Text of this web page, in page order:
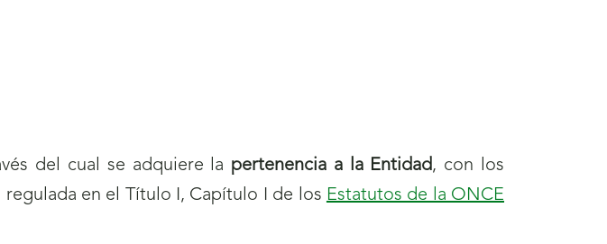
del cual se adquiere la pertenencia a la Entidad, con los
en el Título I, Capítulo I de los Estatutos de la ONCE